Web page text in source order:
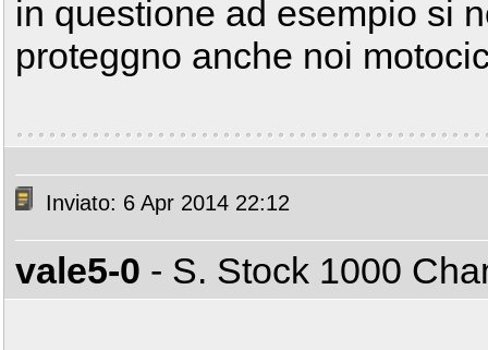
in questione ad esempio si
proteggno anche noi
Inviato: 6 Apr 2014 22:12
vale5-0 - S. Stock 1000